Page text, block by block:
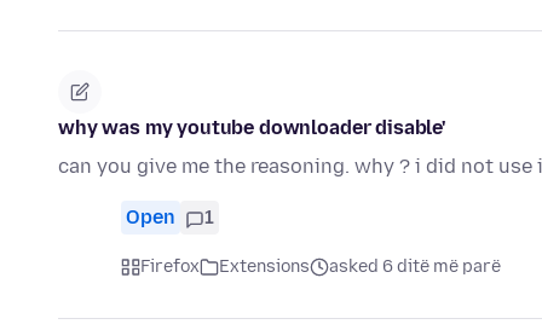
why was my youtube downloader disable'
can you give me the reasoning. why ? i did not
Open 1
Firefox Extensions asked 6 ditë më parë